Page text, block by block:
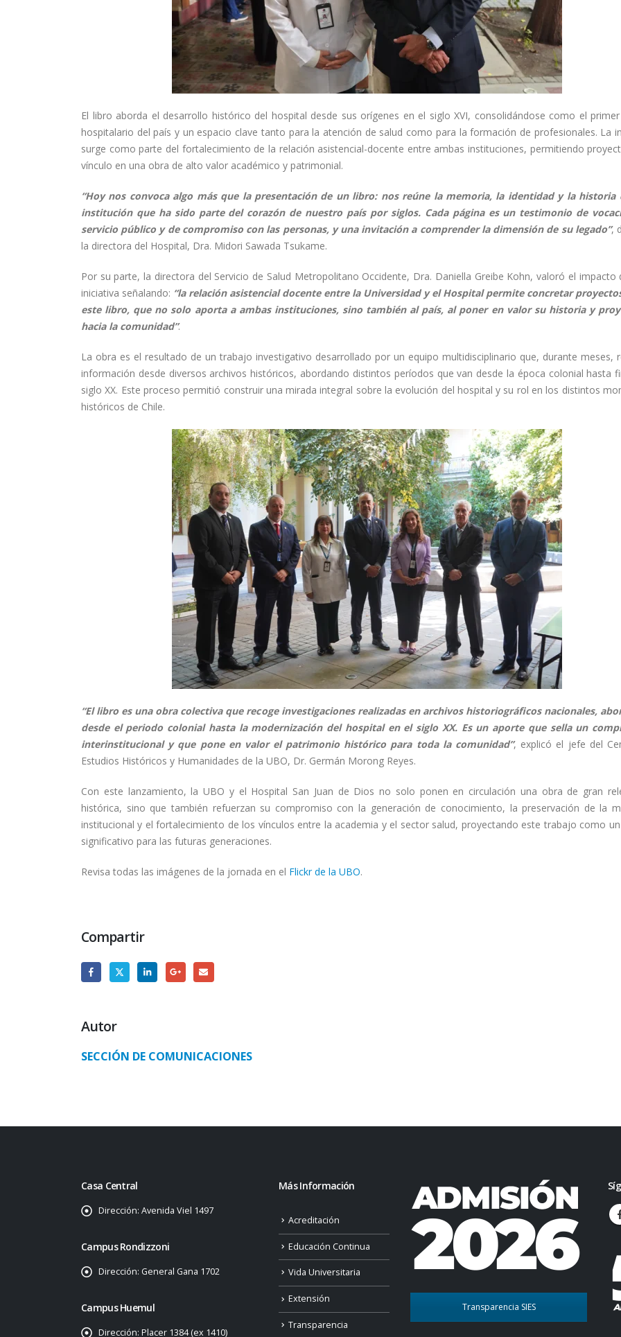
El libro aborda el desarrollo histórico del hospital desde sus orígenes en el siglo XVI, consolidándose como el
hospitalario del país y un espacio clave tanto para la atención de salud como para la formación de profesionales. La
surge como parte del fortalecimiento de la relación asistencial-docente entre ambas instituciones, permitiendo
vínculo en una obra de alto valor académico y patrimonial.
“Hoy nos convoca algo más que la presentación de un libro: nos reúne la memoria, la identidad y la historia
institución que ha sido parte del corazón de nuestro país por siglos. Cada página es un testimonio de
servicio público y de compromiso con las personas, y una invitación a comprender la dimensión de su legado”,
la directora del Hospital, Dra. Midori Sawada Tsukame.
Por su parte, la directora del Servicio de Salud Metropolitano Occidente, Dra. Daniella Greibe Kohn, valoró el impacto
iniciativa señalando: “la relación asistencial docente entre la Universidad y el Hospital permite concretar
este libro, que no solo aporta a ambas instituciones, sino también al país, al poner en valor su historia y
hacia la comunidad”.
La obra es el resultado de un trabajo investigativo desarrollado por un equipo multidisciplinario que, durante meses,
información desde diversos archivos históricos, abordando distintos períodos que van desde la época colonial hasta
siglo XX. Este proceso permitió construir una mirada integral sobre la evolución del hospital y su rol en los distintos
históricos de Chile.
“El libro es una obra colectiva que recoge investigaciones realizadas en archivos historiográficos nacionales,
desde el periodo colonial hasta la modernización del hospital en el siglo XX. Es un aporte que sella un
interinstitucional y que pone en valor el patrimonio histórico para toda la comunidad”, explicó el jefe del
Estudios Históricos y Humanidades de la UBO, Dr. Germán Morong Reyes.
Con este lanzamiento, la UBO y el Hospital San Juan de Dios no solo ponen en circulación una obra de gran
histórica, sino que también refuerzan su compromiso con la generación de conocimiento, la preservación de la
institucional y el fortalecimiento de los vínculos entre la academia y el sector salud, proyectando este trabajo como
significativo para las futuras generaciones.
Revisa todas las imágenes de la jornada en el Flickr de la UBO.
Compartir
Autor
SECCIÓN DE COMUNICACIONES
Casa Central
Dirección: Avenida Viel 1497
Campus Rondizzoni
Dirección: General Gana 1702
Campus Huemul
Dirección: Placer 1384 (ex 1410)
Más Información
Acreditación
Educación Continua
Vida Universitaria
Extensión
Transparencia
Transparencia SIES